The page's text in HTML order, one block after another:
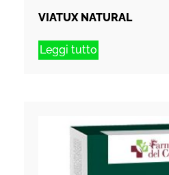
VIATUX NATURAL
Leggi tutto